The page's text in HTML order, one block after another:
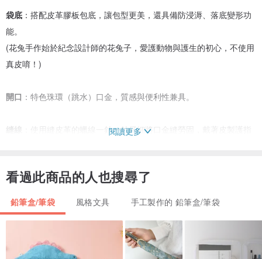
袋底 ：搭配皮革膠板包底，讓包型更美，還具備防浸溽、落底變形功
能。
(花兔手作始於紀念設計師的花兔子，愛護動物與護生的初心，不使用
真皮唷！)
開口 ：特色珠環（跳水）口金，質感與便利性兼具。
縫線 ：使用縫皮革的蠟線一針一針仔細將口金縫勞固，戴著皮製護指
附贈設計師手鉤吊繩提帶
閱讀更多
看過此商品的人也搜尋了
鉛筆盒/筆袋 風格文具 手工製作的 鉛筆盒/筆袋